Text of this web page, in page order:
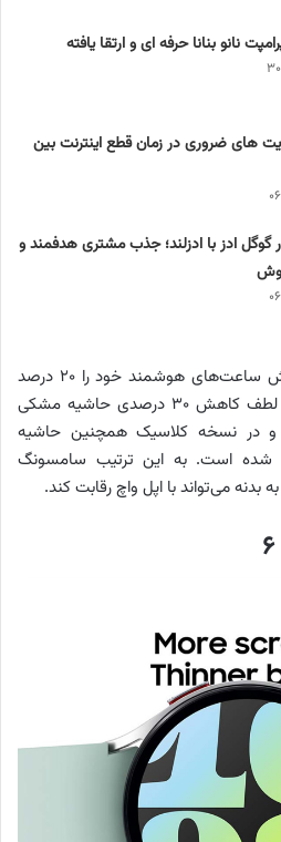
های ضروری در زمان قطع اینترنت بین
گوگل ادز با ادزلند؛ جذب مشتری هدفمند و
سامسونگ امسال صفحه‌نمایش ساعت‌های هوشمند خود را ۲۰ درصد
بزرگ‌تر کرده است. این کار به لطف کاهش ۳۰ درصدی حاشیه مشکی
در نسخه کلاسیک همچنین حاشیه
باریک‌تر شده است. به این ترتیب سامسونگ
بدنه می‌تواند با اپل واچ رقابت کند.